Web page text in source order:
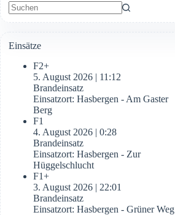
Einsätze
F2+
5. August 2026 | 11:12
Brandeinsatz
Einsatzort: Hasbergen - Am Gaster
Berg
F1
4. August 2026 | 0:28
Brandeinsatz
Einsatzort: Hasbergen - Zur
Hüggelschlucht
F1+
3. August 2026 | 22:01
Brandeinsatz
Einsatzort: Hasbergen - Grüner Weg